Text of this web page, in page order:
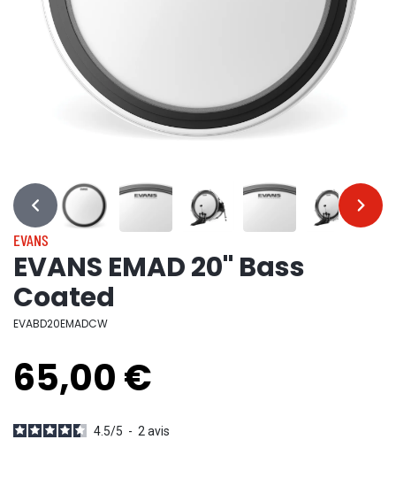
… …
EVANS
EVANS EMAD 20" Bass
Coated
EVABD20EMADCW
65,00 €
4.5/5 - 2 avis